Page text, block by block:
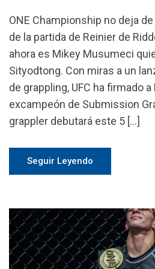
ONE Championship no deja
de la partida de Reinier de
ahora es Mikey Musumeci
Sityodtong. Con miras a un
de grappling, UFC ha firmado
excampeón de Submission
grappler debutará este 5 […]
Seguir Leyendo